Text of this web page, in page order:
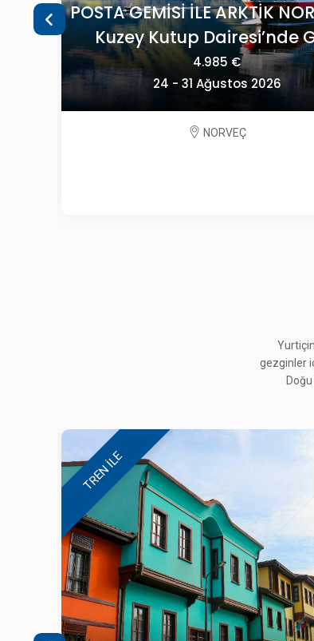
-
OECONOMICA YEŞİLİN HER
SLOVENYA
2.195 €
09 - 13 Eylül 2026
SLOVENYA
gezginler